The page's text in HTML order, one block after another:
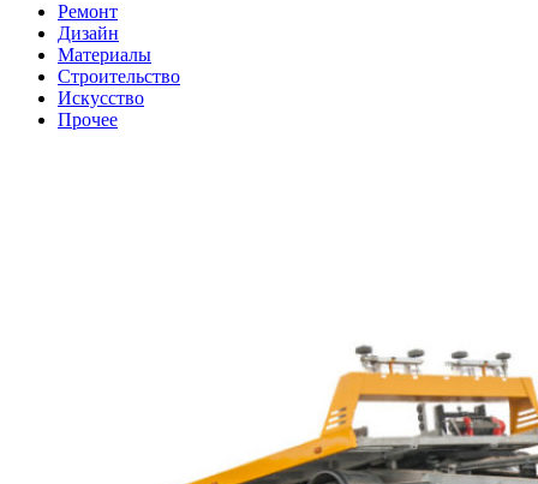
Ремонт
Дизайн
Материалы
Строительство
Искусство
Прочее